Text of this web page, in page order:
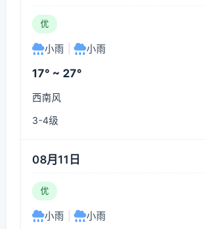
优
小雨 小雨
17° ~ 27°
西南风
3-4级
08月11日
优
小雨 小雨